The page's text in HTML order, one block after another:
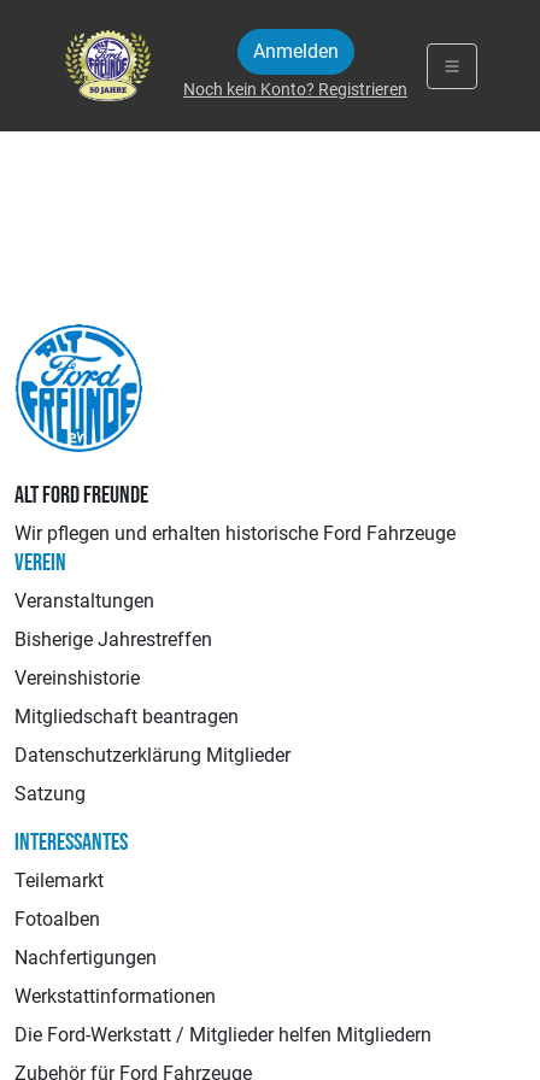
Anmelden
Noch kein Konto? Registrieren
ALT FORD FREUNDE
Wir pflegen und erhalten historische Ford Fahrzeuge
VEREIN
Veranstaltungen
Bisherige Jahrestreffen
Vereinshistorie
Mitgliedschaft beantragen
Datenschutzerklärung Mitglieder
Satzung
INTERESSANTES
Teilemarkt
Fotoalben
Nachfertigungen
Werkstattinformationen
Die Ford-Werkstatt / Mitglieder helfen Mitgliedern
Zubehör für Ford Fahrzeuge